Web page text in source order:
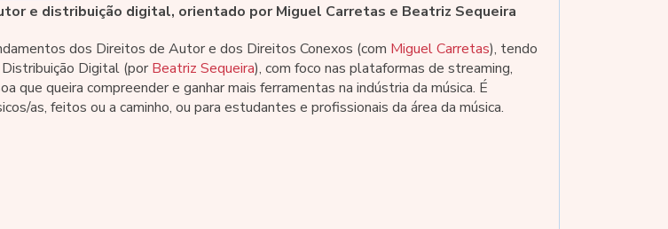
e distribuição digital, orientado por Miguel Carretas e Beatriz Sequeira
dos Direitos de Autor e dos Direitos Conexos (com Miguel Carretas), tendo
Digital (por Beatriz Sequeira), com foco nas plataformas de streaming,
que queira compreender e ganhar mais ferramentas na indústria da música. É
as, feitos ou a caminho, ou para estudantes e profissionais da área da música.